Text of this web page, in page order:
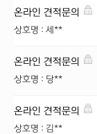
온라인 견적문의
상호명 : 세**
온라인 견적문의
상호명 : 당**
온라인 견적문의
상호명 : 김**